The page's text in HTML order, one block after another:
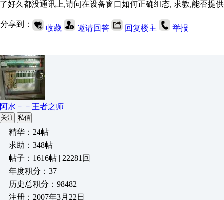
了好久都没通讯上,请问在设备窗口如何正确组态, 求教,能否提
分享到： 收藏 邀请回答 回复楼主 举报
阿水－－王者之师
关注 私信
精华：24帖
求助：348帖
帖子：1616帖 | 22281回
年度积分：37
历史总积分：98482
注册：2007年3月22日